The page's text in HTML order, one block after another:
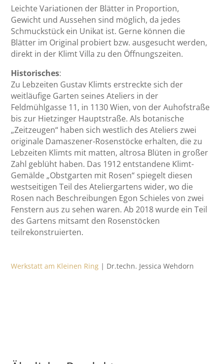
Leichte Variationen der Blätter in Proportion,
Gewicht und Aussehen sind möglich, da jedes
Schmuckstück ein Unikat ist. Gerne können die
Blätter im Original probiert bzw. ausgesucht werden,
direkt in der Klimt Villa zu den Öffnungszeiten.
Historisches:
Zu Lebzeiten Gustav Klimts erstreckte sich der
weitläufige Garten seines Ateliers in der
Feldmühlgasse 11, in 1130 Wien, von der Auhofstraße
bis zur Hietzinger Hauptstraße. Als botanische
„Zeitzeugen“ haben sich westlich des Ateliers zwei
originale Damaszener-Rosenstöcke erhalten, die zu
Lebzeiten Klimts mit matten, altrosa Blüten in großer
Zahl geblüht haben. Das 1912 entstandene Klimt-
Gemälde „Obstgarten mit Rosen“ spiegelt diesen
westseitigen Teil des Ateliergartens wider, wo die
Rosen nach Beschreibungen Egon Schieles von zwei
Fenstern aus zu sehen waren. Ab 2018 wurde ein Teil
des Gartens mitsamt den Rosenstöcken
teilrekonstruierten.
Werkstatt am Kleinen Ring | Dr.techn. Jessica Wehdorn